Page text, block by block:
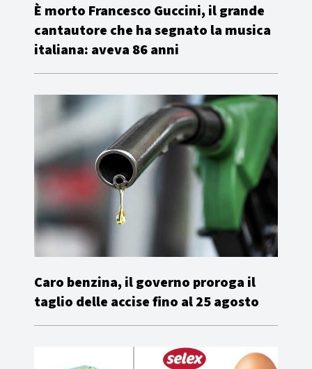
È morto Francesco Guccini, il grande
cantautore che ha segnato la musica
italiana: aveva 86 anni
Caro benzina, il governo proroga il
taglio delle accise fino al 25 agosto